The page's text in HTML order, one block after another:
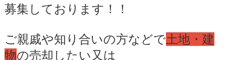
募集しております！！
ご親戚や知り合いの方などで土地・建
物の売却したい又は